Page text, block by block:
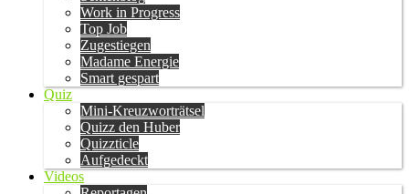
Work in Progress
Top Job
Zugestiegen
Madame Energie
Smart gespart
Quiz
Mini-Kreuzworträtsel
Quizz den Huber
Quizzticle
Aufgedeckt
Videos